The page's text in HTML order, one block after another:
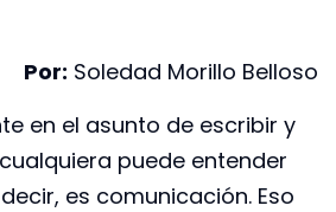
Por: Soledad Morillo Belloso
en el asunto de escribir y
puede entender
es comunicación. Eso